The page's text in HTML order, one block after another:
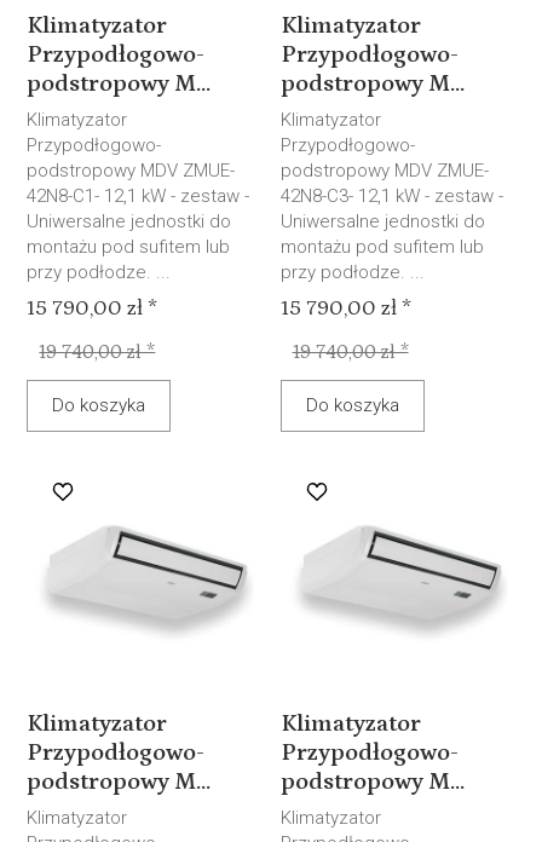
Klimatyzator
Przypodłogowo-
podstropowy M...
Klimatyzator
Przypodłogowo-
podstropowy MDV ZMUE-
42N8-C1- 12,1 kW - zestaw -
Uniwersalne jednostki do
montażu pod sufitem lub
przy podłodze. ...
15 790,00 zł *
19 740,00 zł *
Do koszyka
Klimatyzator
Przypodłogowo-
podstropowy M...
Klimatyzator
Przypodłogowo-
podstropowy MDV ZMUE-
42N8-C3- 12,1 kW - zestaw -
Uniwersalne jednostki do
montażu pod sufitem lub
przy podłodze. ...
15 790,00 zł *
19 740,00 zł *
Do koszyka
Klimatyzator
Przypodłogowo-
podstropowy M...
Klimatyzator
Klimatyzator
Przypodłogowo-
podstropowy M...
Klimatyzator